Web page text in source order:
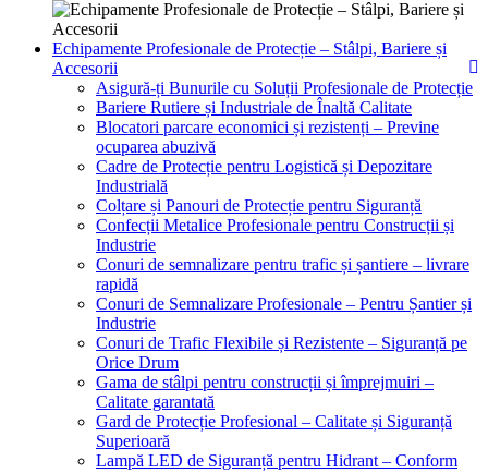
Echipamente Profesionale de Protecție – Stâlpi, Bariere și
Accesorii
Asigură-ți Bunurile cu Soluții Profesionale de Protecție
Bariere Rutiere și Industriale de Înaltă Calitate
Blocatori parcare economici și rezistenți – Previne
ocuparea abuzivă
Cadre de Protecție pentru Logistică și Depozitare
Industrială
Colțare și Panouri de Protecție pentru Siguranță
Confecții Metalice Profesionale pentru Construcții și
Industrie
Conuri de semnalizare pentru trafic și șantiere – livrare
rapidă
Conuri de Semnalizare Profesionale – Pentru Șantier și
Industrie
Conuri de Trafic Flexibile și Rezistente – Siguranță pe
Orice Drum
Gama de stâlpi pentru construcții și împrejmuiri –
Calitate garantată
Gard de Protecție Profesional – Calitate și Siguranță
Superioară
Lampă LED de Siguranță pentru Hidrant – Conform